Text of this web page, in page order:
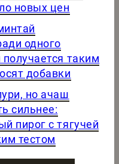
новых цен
одного
таким
добавки
но ачаш
сильнее:
пирог с тягучей
тестом